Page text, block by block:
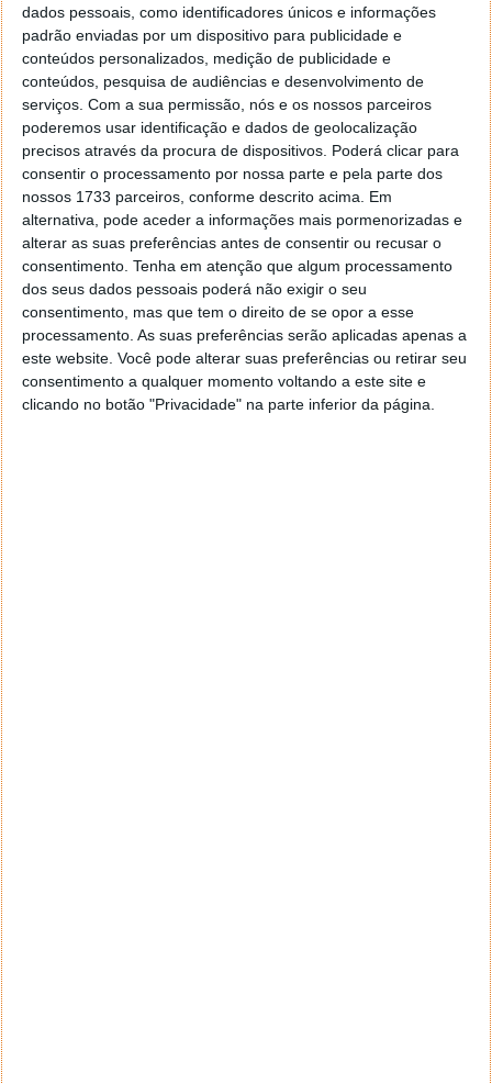
dados pessoais, como identificadores únicos e informações
padrão enviadas por um dispositivo para publicidade e
conteúdos personalizados, medição de publicidade e
conteúdos, pesquisa de audiências e desenvolvimento de
serviços. Com a sua permissão, nós e os nossos parceiros
poderemos usar identificação e dados de geolocalização
precisos através da procura de dispositivos. Poderá clicar para
consentir o processamento por nossa parte e pela parte dos
nossos 1733 parceiros, conforme descrito acima. Em
alternativa, pode aceder a informações mais pormenorizadas e
alterar as suas preferências antes de consentir ou recusar o
consentimento. Tenha em atenção que algum processamento
dos seus dados pessoais poderá não exigir o seu
consentimento, mas que tem o direito de se opor a esse
processamento. As suas preferências serão aplicadas apenas a
este website. Você pode alterar suas preferências ou retirar seu
consentimento a qualquer momento voltando a este site e
clicando no botão "Privacidade" na parte inferior da página.
Além disso, a empresa no final do ano passado
lançou o suporte para cobrança através da Google
Play Store. No caso da Apple, com o futuro acesso a
novas lojas de apps e eventualmente de novos meios
de pagamentos, também vão existir muitas
mudanças importantes.
Estes novos valores do Spotify mostram como a
empresa está a conseguir reagir a todos os
problemas que afetam a indústria. O seu crescimento
de utilizadores pagantes foi de 14% no último ano e
isso revela que este serviço ainda consegue atrair
novos utilizadores.
Apresentação de resultados do 3º trimestre de
2022 do Spotify